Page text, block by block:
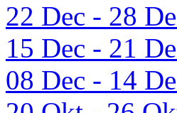
22 Dec - 28
15 Dec - 21
08 Dec - 14